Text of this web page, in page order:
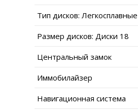
Тип дисков: Легкосплавные
Размер дисков: Диски 18
Центральный замок
Иммобилайзер
Навигационная система